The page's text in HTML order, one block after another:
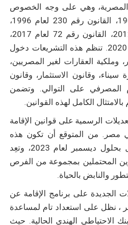
المصرية، وهي على وجه الخصوص
القانون رقم 9 لعام 1960، القانون رقم 230 لعام 1996،
القانون رقم 14 لعام 2012، القانون رقم 72 لعام 2017،
والقانون رقم 194 لعام 2020. تنظم هذه التشريعات دخول
وملكية العقارات لغير المصريين،
وقانون الاستثمار، وقانون
المصرفي على التوالي. وتضمن
الكامل لهذه القوانين.
الرسمية على قوانين الإقامة
مصر. من المتوقع أن تكون هذه
التغييرات سارية بالكامل بحلول ديسمبر لعام 2023، وتعِد
المحتملين بمجموعة من الفرص
والنابض بالحياة.
الجديدة على برنامج الإقامة عن
، نظل على استعداد تام لمساعدة
الاحتياطي الهندي الحالية. حيث